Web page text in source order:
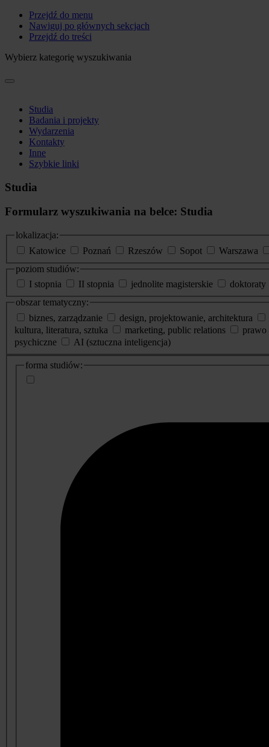
Przejdź do menu
Nawiguj po głównych sekcjach
Przejdź do treści
Wybierz kategorię wyszukiwania
Studia
Badania i projekty
Wydarzenia
Kontakty
Inne
Szybkie linki
Studia
Formularz wyszukiwania na belce: Studia
lokalizacja:
Katowice
Poznań Rzeszów Sopot Warszawa
poziom studiów:
I stopnia
II stopnia jednolite magisterskie doktoraty
obszar tematyczny:
biznes, zarządzanie
design, projektowanie, architektura
kultura, literatura, sztuka
marketing, public relations prawo
psychiczne
AI (sztuczna inteligencja)
dodatkowe
informacje
forma studiów: